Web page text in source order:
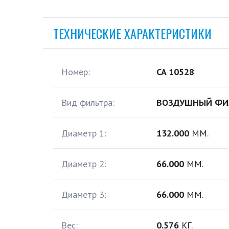
ТЕХНИЧЕСКИЕ ХАРАКТЕРИСТИКИ
Номер: CA 10528
Вид фильтра: ВОЗДУШНЫЙ
Диаметр 1: 132.000 ММ.
Диаметр 2: 66.000 ММ.
Диаметр 3: 66.000 ММ.
Вес: 0.576 КГ.